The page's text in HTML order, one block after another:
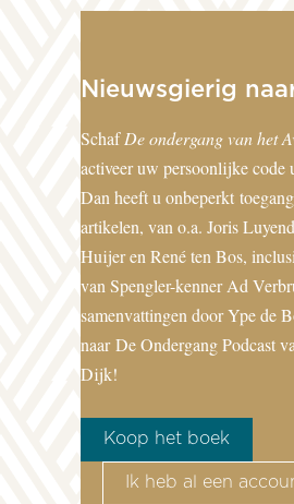
Nieuwsgierig
SchafDe ondergang van het
activeer uw persoonlijke code
Dan heeft u onbeperkt
artikelen, van o.a. Joris
Huijer en René ten Bos,
van Spengler-kenner Ad
samenvattingen door Ype de
naar De Ondergang Podcast
Dijk!
Koop het boek
Ik heb al een